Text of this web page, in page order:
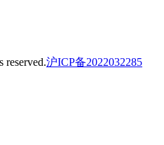
沪ICP备2022032285